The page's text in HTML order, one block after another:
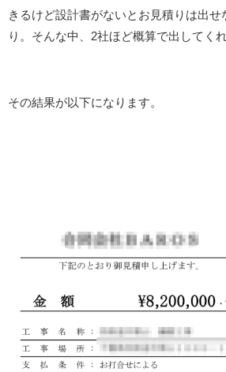
きるけど設計書がないとお見積りは出せ
り。そんな中、2社ほど概算で出してく
その結果が以下になります。